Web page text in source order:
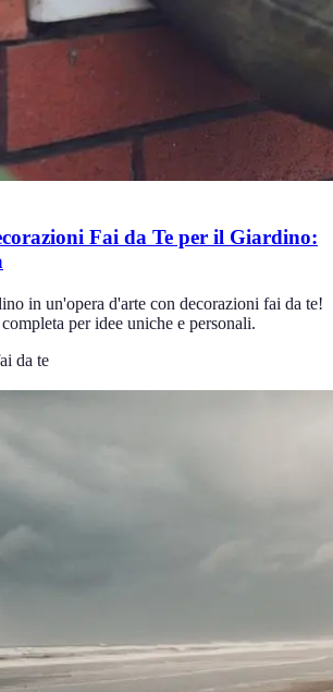
Fai da Te per il Giardino:
in un'opera d'arte con decorazioni fai da te!
per idee uniche e personali.
da te